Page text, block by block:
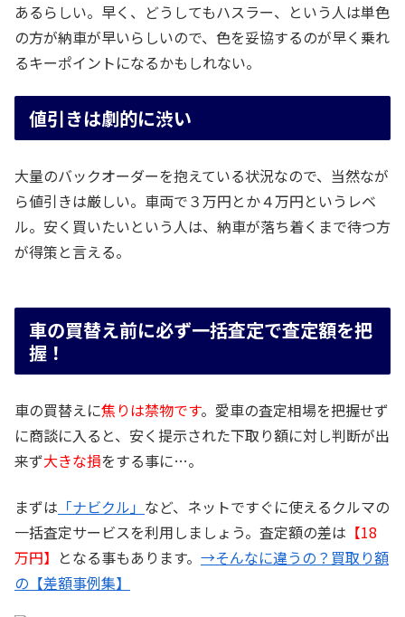
あるらしい。早く、どうしてもハスラー、という人は単色
の方が納車が早いらしいので、色を妥協するのが早く乗れ
るキーポイントになるかもしれない。
値引きは劇的に渋い
大量のバックオーダーを抱えている状況なので、当然なが
ら値引きは厳しい。車両で３万円とか４万円というレベ
ル。安く買いたいという人は、納車が落ち着くまで待つ方
が得策と言える。
車の買替え前に必ず一括査定で査定額を把
握！
車の買替えに焦りは禁物です。愛車の査定相場を把握せず
に商談に入ると、安く提示された下取り額に対し判断が出
来ず大きな損をする事に…。
まずは 「ナビクル」 など、ネットですぐに使えるクルマの
一括査定サービスを利用しましょう。査定額の差は 【18
万円】 となる事もあります。 →そんなに違うの？買取り額
の【差額事例集】